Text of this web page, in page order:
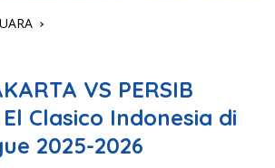
VS PERSIB
El Clasico Indonesia di
2025-2026